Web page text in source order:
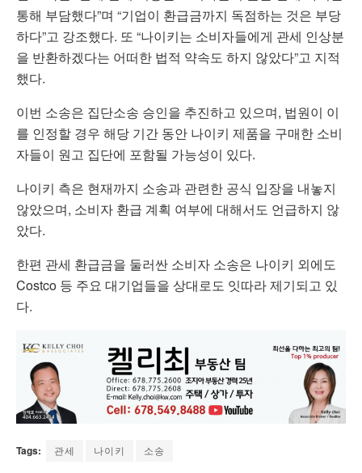
통해 부담했다”며 “기업이 환급금까지 독점하는 것은 부당
하다”고 강조했다. 또 “나이키는 소비자들에게 관세 인상분
을 반환하겠다는 어떠한 법적 약속도 하지 않았다”고 지적
했다.
이번 소송은 집단소송 승인을 추진하고 있으며, 법원이 이
를 인정할 경우 해당 기간 동안 나이키 제품을 구매한 소비
자들이 원고 집단에 포함될 가능성이 있다.
나이키 측은 현재까지 소송과 관련한 공식 입장을 내놓지
않았으며, 소비자 환급 계획 여부에 대해서도 언급하지 않
았다.
한편 관세 환급금을 둘러싼 소비자 소송은 나이키 외에도
Costco 등 주요 대기업들을 상대로도 잇따라 제기되고 있
다.
Tags: 관세 나이키 소송